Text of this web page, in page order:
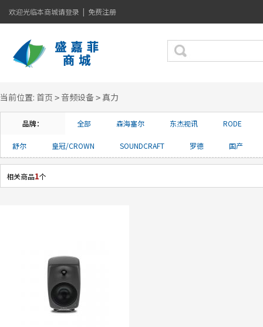
欢迎光临本商城请登录 | 免费注册
当前位置: 首页 >音频设备> 真力
品牌： 全部 森海塞尔 东杰视讯 RODE
舒尔 皇冠/CROWN SOUNDCRAFT 罗德 国产
相关商品1个